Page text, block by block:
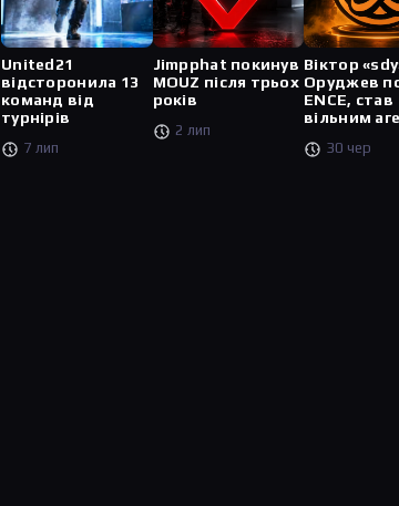
United21
відсторонила 13
команд від
турнірів
7 лип
Jimpphat покинув
MOUZ після трьох
років
2 лип
Віктор
Оруджев
ENCE, став
вільним
30 чер